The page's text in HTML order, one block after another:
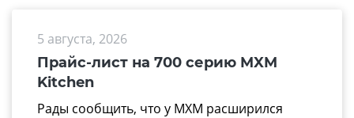
5 августа, 2026
Прайс-лист на 700 серию MXM
Kitchen
Рады сообщить, что у МХМ расширился